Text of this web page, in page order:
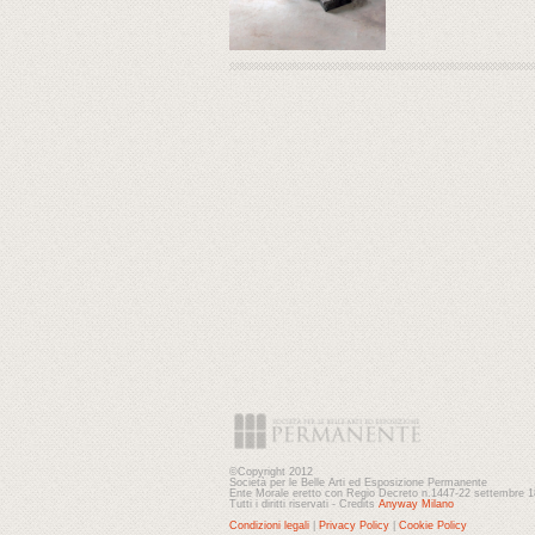
©Copyright 2012
Società per le Belle Arti ed Esposizione Permanente
Ente Morale eretto con Regio Decreto n.1447-22 settembre
Tutti i diritti riservati - Credits Anyway Milano
Condizioni legali
Privacy Policy Cookie Policy